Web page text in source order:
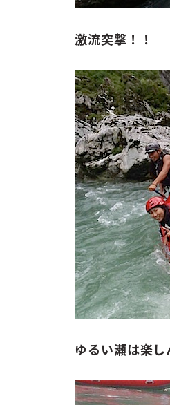
激流突撃！！
ゆるい瀬は楽し